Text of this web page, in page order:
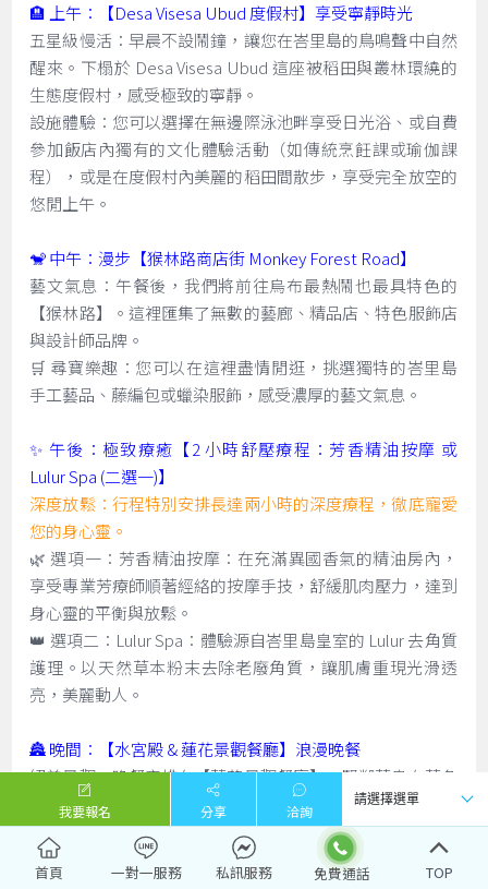
我要報名 分享 洽詢
🏨 上午：【Desa Visesa Ubud 度假村】享受寧靜時光
五星級慢活：早晨不設鬧鐘，讓您在峇里島的鳥鳴聲中自然
醒來。下榻於 Desa Visesa Ubud 這座被稻田與叢林環繞的
生態度假村，感受極致的寧靜。
設施體驗：您可以選擇在無邊際泳池畔享受日光浴、或自費
參加飯店內獨有的文化體驗活動（如傳統烹飪課或瑜伽課
程），或是在度假村內美麗的稻田間散步，享受完全放空的
悠閒上午。
🐒 中午：漫步【猴林路商店街 Monkey Forest Road】
藝文氣息：午餐後，我們將前往烏布最熱鬧也最具特色的
【猴林路】。這裡匯集了無數的藝廊、精品店、特色服飾店
與設計師品牌。
🛒 尋寶樂趣：您可以在這裡盡情閒逛，挑選獨特的峇里島
手工藝品、藤編包或蠟染服飾，感受濃厚的藝文氣息。
✨ 午後：極致療癒【2 小時舒壓療程：芳香精油按摩 或
Lulur Spa (二選一)】
深度放鬆：行程特別安排長達兩小時的深度療程，徹底寵愛
您的身心靈。
🌿 選項一：芳香精油按摩：在充滿異國香氣的精油房內，
享受專業芳療師順著經絡的按摩手技，舒緩肌肉壓力，達到
身心靈的平衡與放鬆。
👑 選項二：Lulur Spa：體驗源自峇里島皇室的 Lulur 去角質
護理。以天然草本粉末去除老廢角質，讓肌膚重現光滑透
亮，美麗動人。
🏯 晚間：【水宮殿 & 蓮花景觀餐廳】浪漫晚餐
絕美景觀：晚餐安排在【蓮花景觀餐廳】，緊鄰著烏布著名
的【水宮殿】（Pura Taman Saraswati）。
燭光饗宴：在古老寺廟的背景下，您將面對著滿池盛開的粉
紅蓮花，伴隨著峇里島傳統舞蹈（有時需視表演時間而
首頁 一對一服務 私訊服務 TOP